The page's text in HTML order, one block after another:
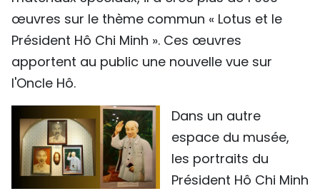
œuvres sur le thème commun « Lotus et le
Président Hô Chi Minh ». Ces œuvres
apportent au public une nouvelle vue sur
l'Oncle Hô.
Dans un autre
espace du musée,
les portraits du
Président Hô Chi Minh